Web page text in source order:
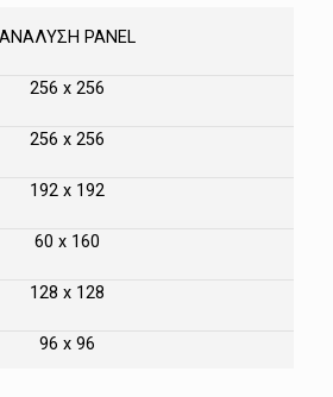
ΑΝΑΛΥΣΗ PANEL
256 x 256
256 x 256
192 x 192
60 x 160
128 x 128
96 x 96